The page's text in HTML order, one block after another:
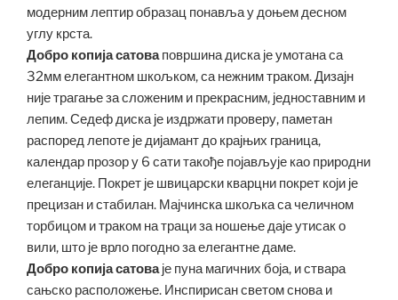
модерним лептир образац понавља у доњем десном
углу крста.
Добро копија сатоваповршина диска је умотана са
32мм елегантном шкољком, са нежним траком. Дизајн
није трагање за сложеним и прекрасним, једноставним и
лепим. Седеф диска је издржати проверу, паметан
распоред лепоте је дијамант до крајњих граница,
календар прозор у 6 сати такође појављује као природни
елеганције. Покрет је швицарски кварцни покрет који је
прецизан и стабилан. Мајчинска шкољка са челичном
торбицом и траком на траци за ношење даје утисак о
вили, што је врло погодно за елегантне даме.
Добро копија сатоваје пуна магичних боја, и ствара
сањско расположење. Инспирисан светом снова и